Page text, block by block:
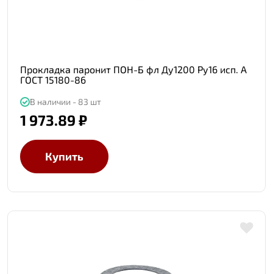
Прокладка паронит ПОН-Б фл Ду1200 Ру16 исп. А
ГОСТ 15180-86
В наличии - 83 шт
1 973.89 ₽
Купить